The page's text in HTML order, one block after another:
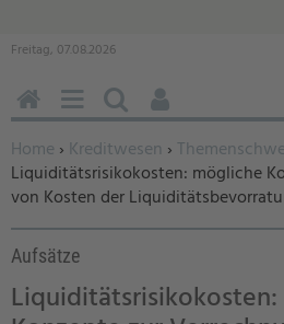
Freitag, 07.08.2026
Sie befinden sich hier:
Home › Kreditwesen ›
Liquiditätsrisikokosten: mögliche
von Kosten der
Aufsätze
HOMEMENÜSUCHEN